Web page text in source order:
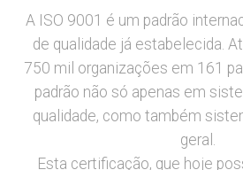
A ISO 9001 é um padrão
de qualidade já estabelecida.
750 mil organizações em 161
padrão não só apenas em
qualidade, como também
geral.
Esta certificação, que hoje